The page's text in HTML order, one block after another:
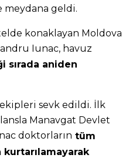
meydana geldi.
konaklayan Moldova
Iunac, havuz
sırada aniden
sevk edildi. İlk
Manavgat Devlet
doktorların tüm